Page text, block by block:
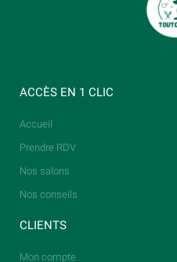
ACCÈS EN 1 CLIC
Accueil
Prendre RDV
Nos salons
Nos conseils
CLIENTS
Mon compte